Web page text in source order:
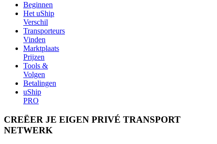
Beginnen
Het uShip
Verschil
Transporteurs
Vinden
Marktplaats
Prijzen
Tools &
Volgen
Betalingen
uShip
PRO
CREËER JE EIGEN PRIVÉ TRANSPORT
NETWERK